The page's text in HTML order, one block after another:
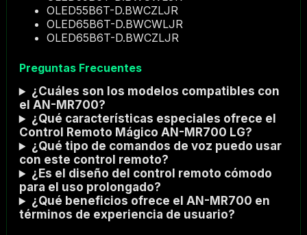
OLED55B6T-D.BWCZLJR
OLED65B6T-D.BWCWLJR
OLED65B6T-D.BWCZLJR
Preguntas Frecuentes
¿Cuáles son los modelos compatibles con
el AN-MR700?
¿Qué características especiales ofrece el
Control Remoto Mágico AN-MR700 LG?
¿Qué tipo de comandos de voz puedo usar
con este control remoto?
¿Es el diseño del control remoto cómodo
para el uso prolongado?
¿Qué beneficios ofrece el AN-MR700 en
términos de experiencia de usuario?